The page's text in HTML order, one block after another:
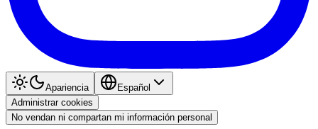
Apariencia
Español
Administrar cookies
No vendan ni compartan mi información personal